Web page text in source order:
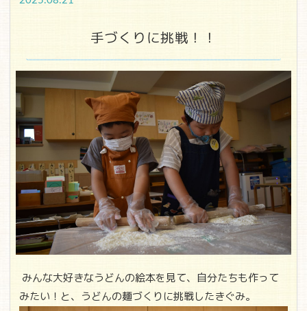
手づくりに挑戦！！
みんな大好きなうどんの絵本を見て、自分たちも作って
みたい！と、うどんの麺づくりに挑戦したきぐみ。